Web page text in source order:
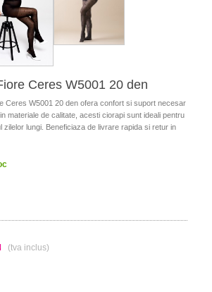
Ceres W5001 20 den
Ceres W5001 20 den ofera confort si suport necesar
materiale de calitate, acesti ciorapi sunt ideali pentru
zilelor lungi. Beneficiaza de livrare rapida si retur in
(tva inclus)